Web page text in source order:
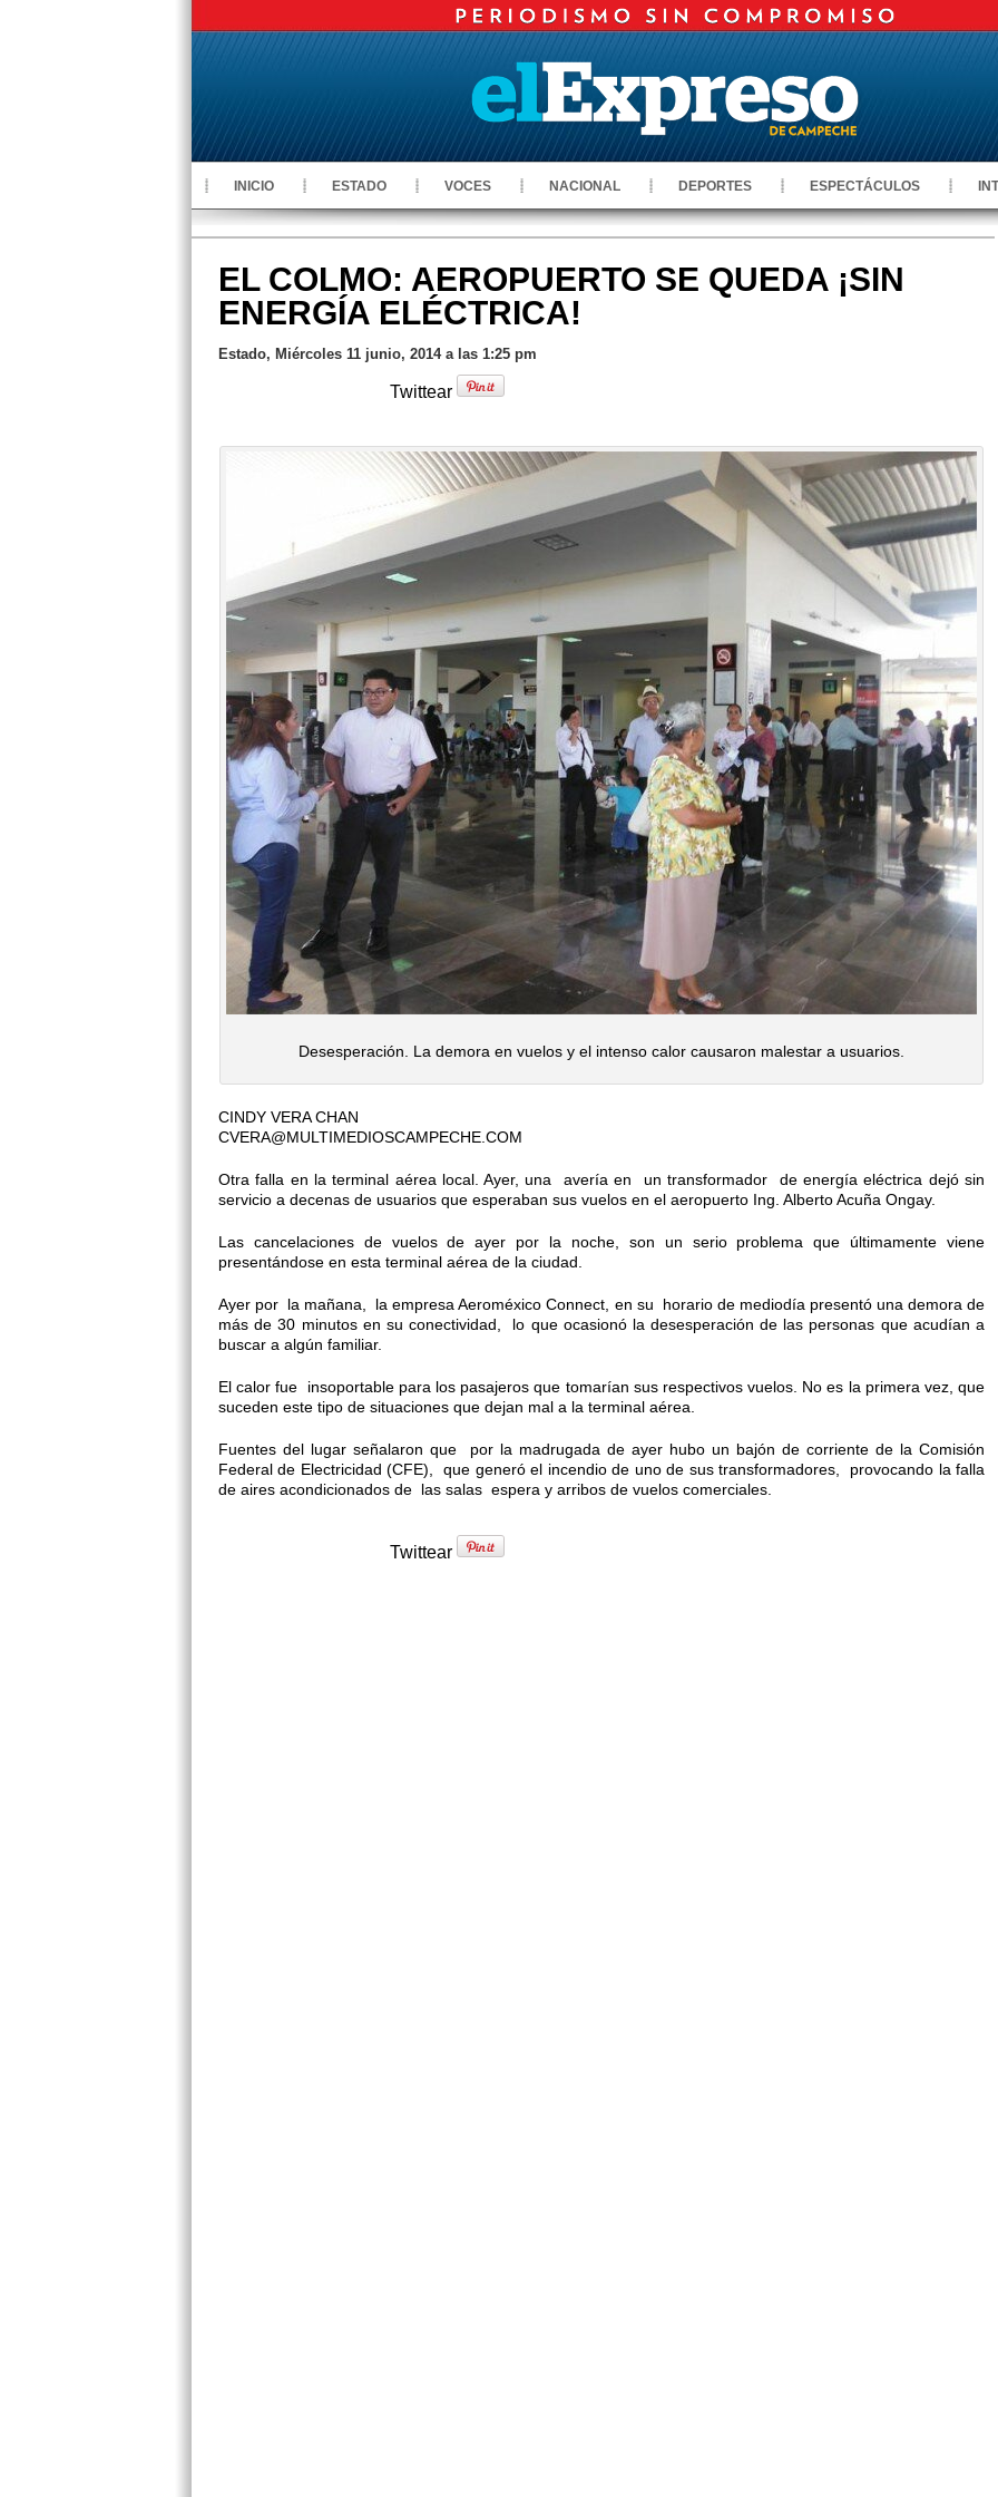
INICIO ESTADO VOCES NACIONAL DEPORTES ESPECTÁCULOS
EL COLMO: AEROPUERTO SE QUEDA ¡SIN
ENERGÍA ELÉCTRICA!
Estado, Miércoles 11 junio, 2014 a las 1:25 pm
Twittear
Desesperación. La demora en vuelos y el intenso calor causaron malestar a usuarios.
CINDY VERA CHAN
CVERA@MULTIMEDIOSCAMPECHE.COM
Otra falla en la terminal aérea local. Ayer, una avería en un transformador de energía eléctrica dejó sin
servicio a decenas de usuarios que esperaban sus vuelos en el aeropuerto Ing. Alberto Acuña Ongay.
Las cancelaciones de vuelos de ayer por la noche, son un serio problema que últimamente viene
presentándose en esta terminal aérea de la ciudad.
Ayer por la mañana, la empresa Aeroméxico Connect, en su horario de mediodía presentó una demora de
más de 30 minutos en su conectividad, lo que ocasionó la desesperación de las personas que acudían a
buscar a algún familiar.
El calor fue insoportable para los pasajeros que tomarían sus respectivos vuelos. No es la primera vez, que
suceden este tipo de situaciones que dejan mal a la terminal aérea.
Fuentes del lugar señalaron que por la madrugada de ayer hubo un bajón de corriente de la Comisión
Federal de Electricidad (CFE), que generó el incendio de uno de sus transformadores, provocando la falla
de aires acondicionados de las salas espera y arribos de vuelos comerciales.
Twittear